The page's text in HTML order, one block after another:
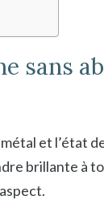
sans
et l’état
brillante à